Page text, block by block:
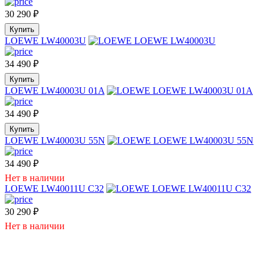
30 290 ₽
Купить
LOEWE LW40003U
34 490 ₽
Купить
LOEWE LW40003U 01A
34 490 ₽
Купить
LOEWE LW40003U 55N
34 490 ₽
Нет в наличии
LOEWE LW40011U C32
30 290 ₽
Нет в наличии